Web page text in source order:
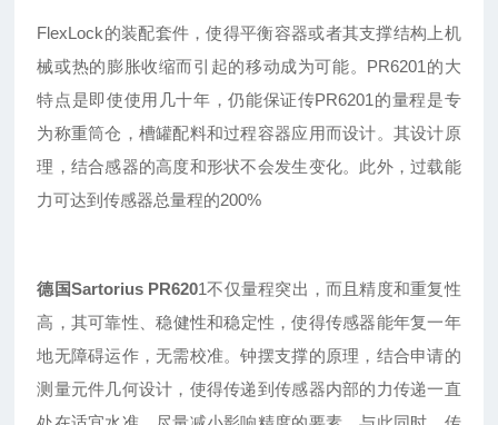
FlexLock的装配套件，使得平衡容器或者其支撑结构上机
械或热的膨胀收缩而引起的移动成为可能。PR6201的大
特点是即使使用几十年，仍能保证传PR6201的量程是专
为称重筒仓，槽罐配料和过程容器应用而设计。其设计原
理，结合感器的高度和形状不会发生变化。此外，过载能
力可达到传感器总量程的200%
德国SartoriusPR6201不仅量程突出 ， 而且精度和重复性
高 ， 其可靠性 、稳健性和稳定性，使得传感器能年复一年
地无障碍运作，无需校准。钟摆支撑的原理，结合申请的
测量元件几何设计，使得传递到传感器内部的力传递一直